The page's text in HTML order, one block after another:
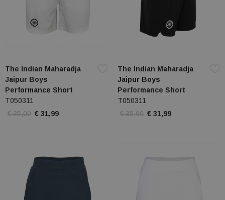
The Indian Maharadja
Jaipur Boys
Performance Short
T050311
€ 35,00 € 31,99
The Indian Maharadja
Jaipur Boys
Performance Short
T050311
€ 35,00 € 31,99